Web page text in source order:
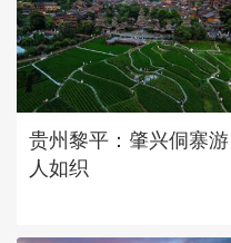
贵州黎平：肇兴侗寨游
人如织